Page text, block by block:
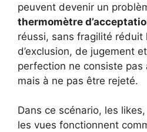
peuvent devenir un
thermomètre
réussi, sans fragilité réduit
d’exclusion, de jugement
perfection ne consiste pas
mais à ne pas être rejeté.
Dans ce scénario, les
les vues fonctionnent